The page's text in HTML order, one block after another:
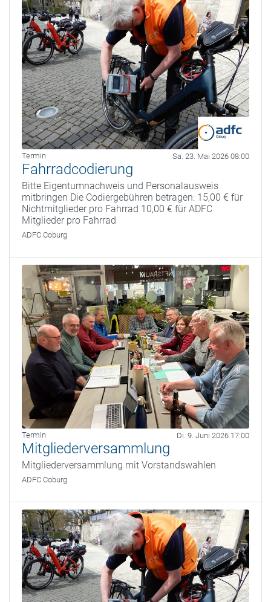
Termin Sa. 23. Mai 2026 08:00
Fahrradcodierung
Bitte Eigentumnachweis und Personalausweis
mitbringen Die Codiergebühren betragen: 15,00 € für
Nichtmitglieder pro Fahrrad 10,00 € für ADFC
Mitglieder pro Fahrrad
ADFC Coburg
Termin Di. 9. Juni 2026 17:00
Mitgliederversammlung
Mitgliederversammlung mit Vorstandswahlen
ADFC Coburg